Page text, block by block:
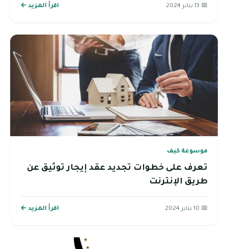
📅 13 يناير 2024 اقرأ المزيد ←
موسوعة كيف
تعرف على خطوات تجديد عقد إيجار توثيق عن
طريق الإنترنت
📅 10 يناير 2024 اقرأ المزيد ←